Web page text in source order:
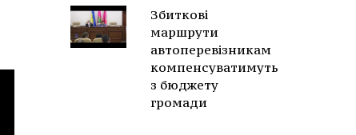
Збиткові
маршрути
автоперевізникам
компенсуватимуть
з бюджету
громади